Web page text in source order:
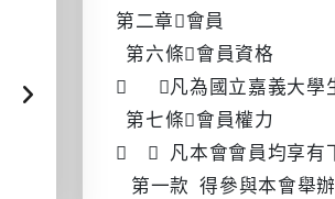
第二章會員
第六條會員資格
 凡為國立嘉義大學生
第七條會員權力
  凡本會會員均享有
第一款 得參與本會舉辦